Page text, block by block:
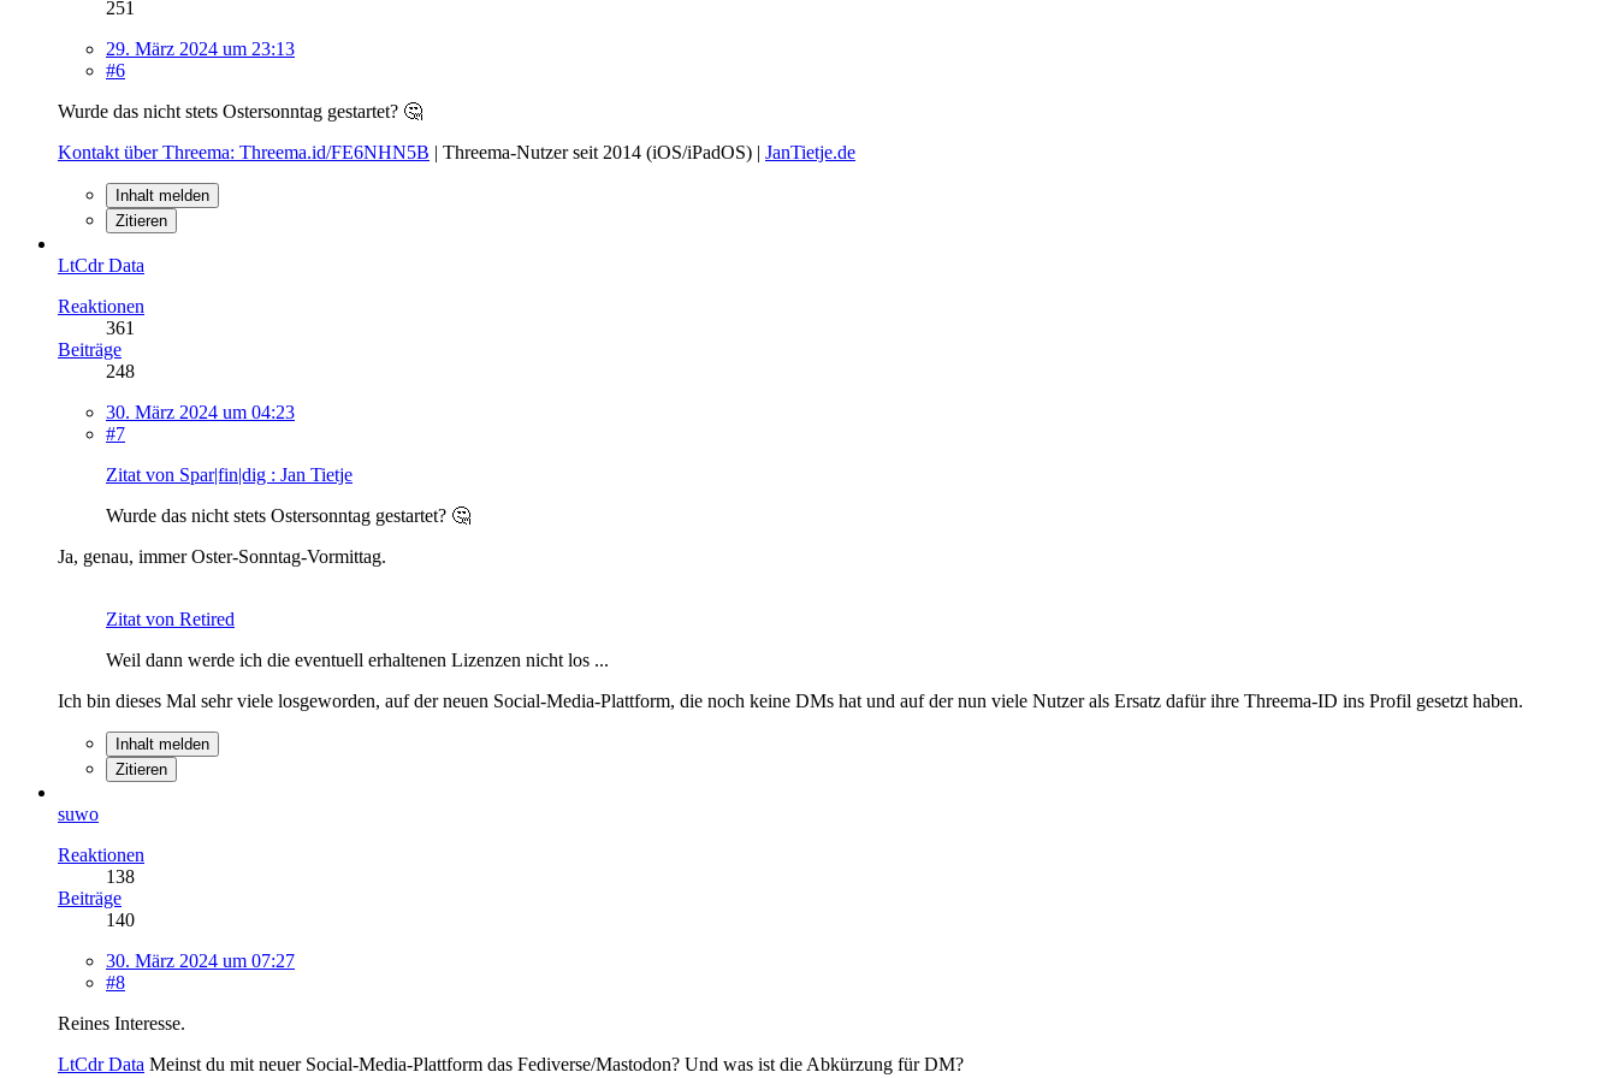
251
29. März 2024 um 23:13
#6
Wurde das nicht stets Ostersonntag gestartet? 🤔
Kontakt über Threema: Threema.id/FE6NHN5B | Threema-Nutzer seit 2014 (iOS/iPadOS) | JanTietje.de
Inhalt melden
Zitieren
LtCdr Data
Reaktionen
361
Beiträge
248
30. März 2024 um 04:23
#7
Zitat von Spar|fin|dig : Jan Tietje
Wurde das nicht stets Ostersonntag gestartet? 🤔
Ja, genau, immer Oster-Sonntag-Vormittag.
Zitat von Retired
Weil dann werde ich die eventuell erhaltenen Lizenzen nicht los ...
Ich bin dieses Mal sehr viele losgeworden, auf der neuen Social-Media-Plattform, die noch keine DMs hat und auf der nun viele Nutzer als Ersatz dafür ihre Threema-ID ins Profil gesetzt haben.
Inhalt melden
Zitieren
suwo
Reaktionen
138
Beiträge
140
30. März 2024 um 07:27
#8
Reines Interesse.
LtCdr Data Meinst du mit neuer Social-Media-Plattform das Fediverse/Mastodon? Und was ist die Abkürzung für DM?